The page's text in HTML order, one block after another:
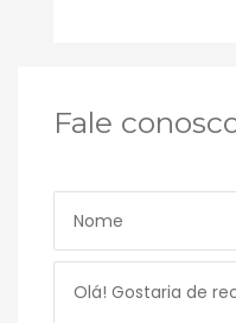
Fale